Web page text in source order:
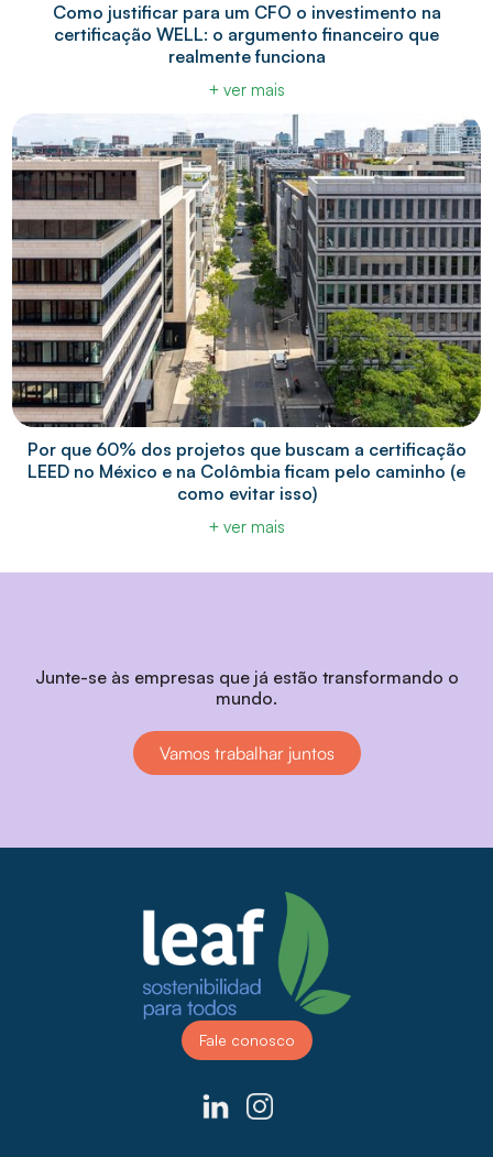
Como justificar para um CFO o investimento na
certificação WELL: o argumento financeiro que
realmente funciona
+ ver mais
Por que 60% dos projetos que buscam a certificação
LEED no México e na Colômbia ficam pelo caminho (e
como evitar isso)
+ ver mais
Junte-se às empresas que já estão transformando o
mundo.
Vamos trabalhar juntos
Fale conosco